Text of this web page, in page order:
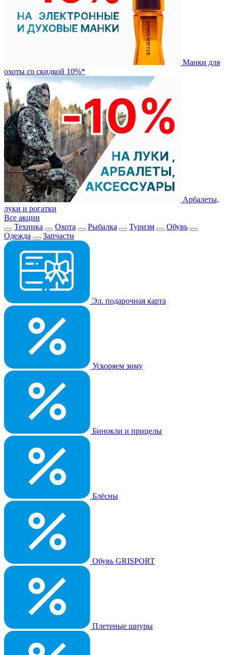
Манки для
охоты со скидкой 10%*
Арбалеты,
луки и рогатки
Все акции
Техника
Охота Рыбалка Туризм
Обувь
Одежда
Запчасти
Эл. подарочная карта
Ускоряем зиму
Бинокли и прицелы
Блёсны
Обувь GRISPORT
Плетеные шнуры